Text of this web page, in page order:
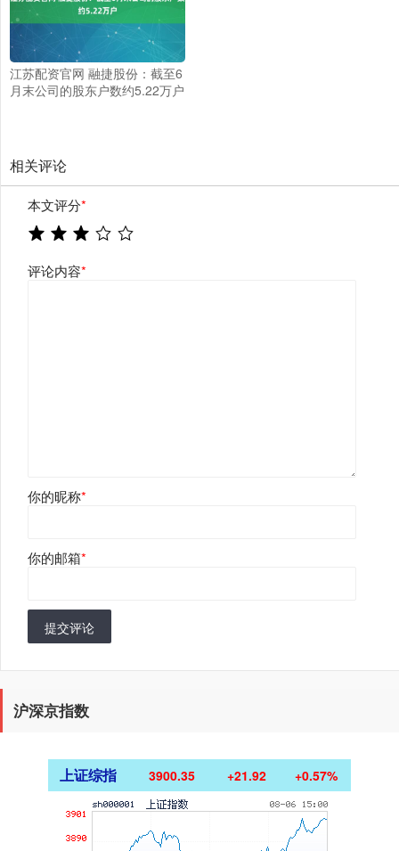
江苏配资官网 融捷股份：截至6
月末公司的股东户数约5.22万户
相关评论
本文评分*
评论内容*
你的昵称*
你的邮箱*
提交评论
沪深京指数
上证综指 3900.35 +21.92 +0.57%